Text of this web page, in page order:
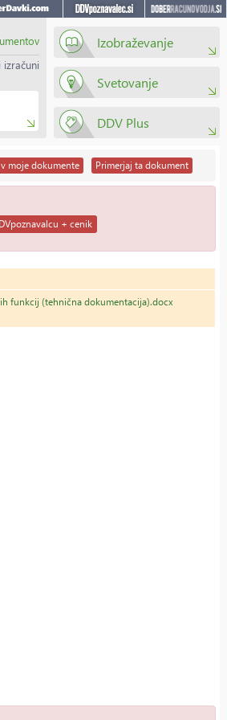
izračuni
Izobraževanje
Svetovanje
DDV Plus
Primerjaj ta dokument
v moje dokumente
+ cenik
funkcij (tehnična dokumentacija).docx